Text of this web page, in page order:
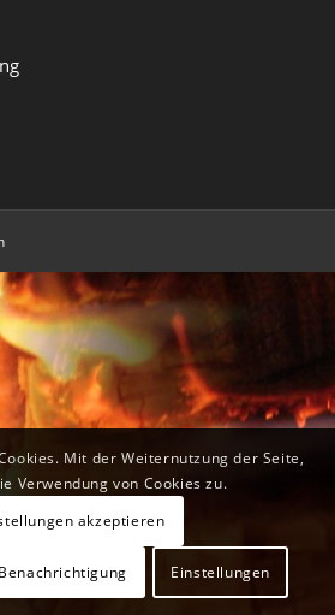
Mit der Weiternutzung der Seite,
Verwendung von Cookies zu.
akzeptieren
Einstellungen